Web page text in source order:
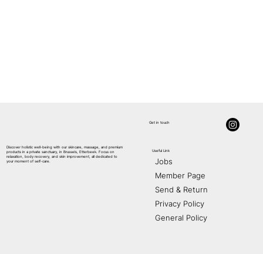
Discover holistic well-being with our skincare, massage, and premium
products in a private sanctuary, in Brussels, Etterbeek. Focus on
relaxation, body recovery, and skin improvement, all dedicated to
your moment of self-care.
AE S THETIC
Useful Link
Jobs
Member Page
Send & Return
Privacy Policy
General Policy
Get in touch